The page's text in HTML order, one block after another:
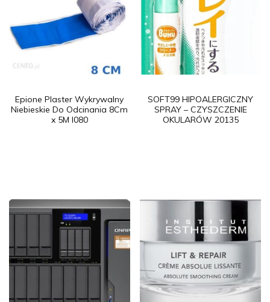
Epione Plaster Wykrywalny
Niebieskie Do Odcinania 8Cm
x 5M I080
SOFT99 HIPOALERGICZNY
SPRAY – CZYSZCZENIE
OKULARÓW 20135